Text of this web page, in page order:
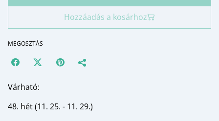
Hozzáadás a kosárhoz
MEGOSZTÁS
Várható:
48. hét (11. 25. - 11. 29.)